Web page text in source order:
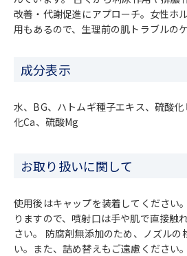
改善・代謝促進にアプローチ。女性ホ
用もあるので、生理前の肌トラブルのケ
成分表示
水、BG、ハトムギ種子エキス、硫酸
化Ca、硫酸Mg
お取り扱いに関して
使用後はキャップを装着してください
りますので、噴射口は手や肌で直接触
さい。 防腐剤無添加のため、ノズルの
い。また、詰め替えもご遠慮ください